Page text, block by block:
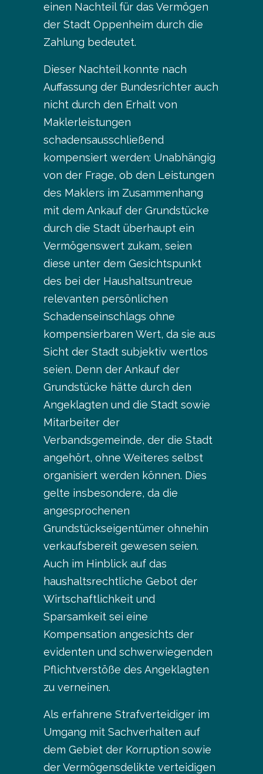
einen Nachteil für das Vermögen
der Stadt Oppenheim durch die
Zahlung bedeutet.
Dieser Nachteil konnte nach
Auffassung der Bundesrichter auch
nicht durch den Erhalt von
Maklerleistungen
schadensausschließend
kompensiert werden: Unabhängig
von der Frage, ob den Leistungen
des Maklers im Zusammenhang
mit dem Ankauf der Grundstücke
durch die Stadt überhaupt ein
Vermögenswert zukam, seien
diese unter dem Gesichtspunkt
des bei der Haushaltsuntreue
relevanten persönlichen
Schadenseinschlags ohne
kompensierbaren Wert, da sie aus
Sicht der Stadt subjektiv wertlos
seien. Denn der Ankauf der
Grundstücke hätte durch den
Angeklagten und die Stadt sowie
Mitarbeiter der
Verbandsgemeinde, der die Stadt
angehört, ohne Weiteres selbst
organisiert werden können. Dies
gelte insbesondere, da die
angesprochenen
Grundstückseigentümer ohnehin
verkaufsbereit gewesen seien.
Auch im Hinblick auf das
haushaltsrechtliche Gebot der
Wirtschaftlichkeit und
Sparsamkeit sei eine
Kompensation angesichts der
evidenten und schwerwiegenden
Pflichtverstöße des Angeklagten
zu verneinen.
Als erfahrene Strafverteidiger im
Umgang mit Sachverhalten auf
dem Gebiet der Korruption sowie
der Vermögensdelikte verteidigen